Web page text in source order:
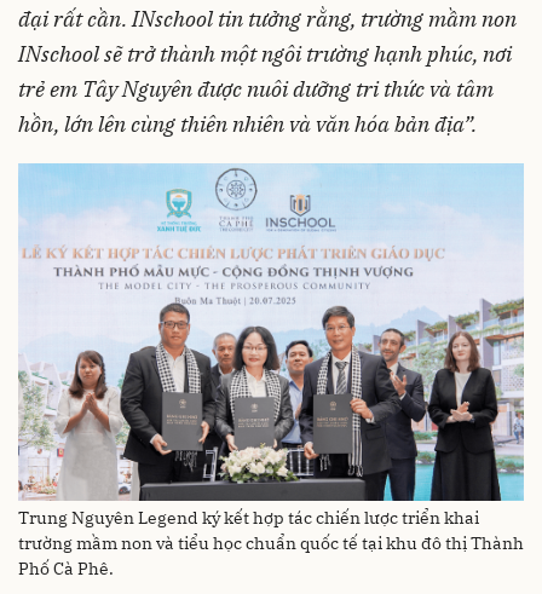
đại rất cần. INschool tin tưởng rằng, trường mầm non
INschool sẽ trở thành một ngôi trường hạnh phúc, nơi
trẻ em Tây Nguyên được nuôi dưỡng tri thức và tâm
hồn, lớn lên cùng thiên nhiên và văn hóa bản địa”.
Trung Nguyên Legend ký kết hợp tác chiến lược triển khai
trường mầm non và tiểu học chuẩn quốc tế tại khu đô thị Thành
Phố Cà Phê.